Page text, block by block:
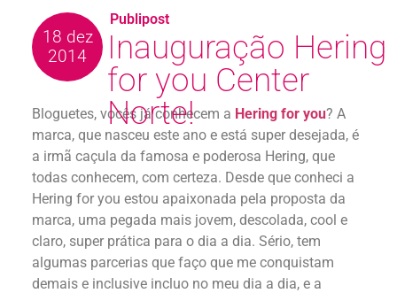
18 dez
2014
Inauguração Hering
for you Center
Norte!
Bloguetes, vocês já conhecem a Hering for you? A
marca, que nasceu este ano e está super desejada, é
a irmã caçula da famosa e poderosa Hering, que
todas conhecem, com certeza. Desde que conheci a
Hering for you estou apaixonada pela proposta da
marca, uma pegada mais jovem, descolada, cool e
claro, super prática para o dia a dia. Sério, tem
algumas parcerias que faço que me conquistam
demais e inclusive incluo no meu dia a dia, e a
Publipost